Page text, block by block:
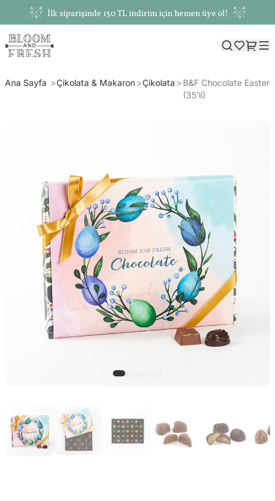
İlk siparişinde 150 TL indirim için hemen üye ol!
Ana Sayfa Çikolata & Makaron Çikolata
B&F Chocolate Easter
(35'li)